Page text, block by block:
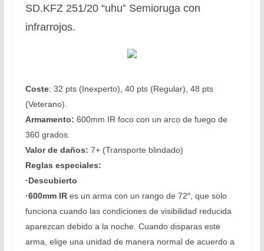
SD.KFZ 251/20 “uhu” Semioruga con
infrarrojos.
Coste: 32 pts (Inexperto), 40 pts (Regular), 48 pts
(Veterano).
Armamento: 600mm IR foco con un arco de fuego de
360 grados.
Valor de daños: 7+ (Transporte blindado)
Reglas especiales:
·Descubierto
·600mm IRes un arma con un rango de 72″, que solo
funciona cuando las condiciones de visibilidad reducida
aparezcan debido a la noche. Cuando disparas este
arma, elige una unidad de manera normal de acuerdo a